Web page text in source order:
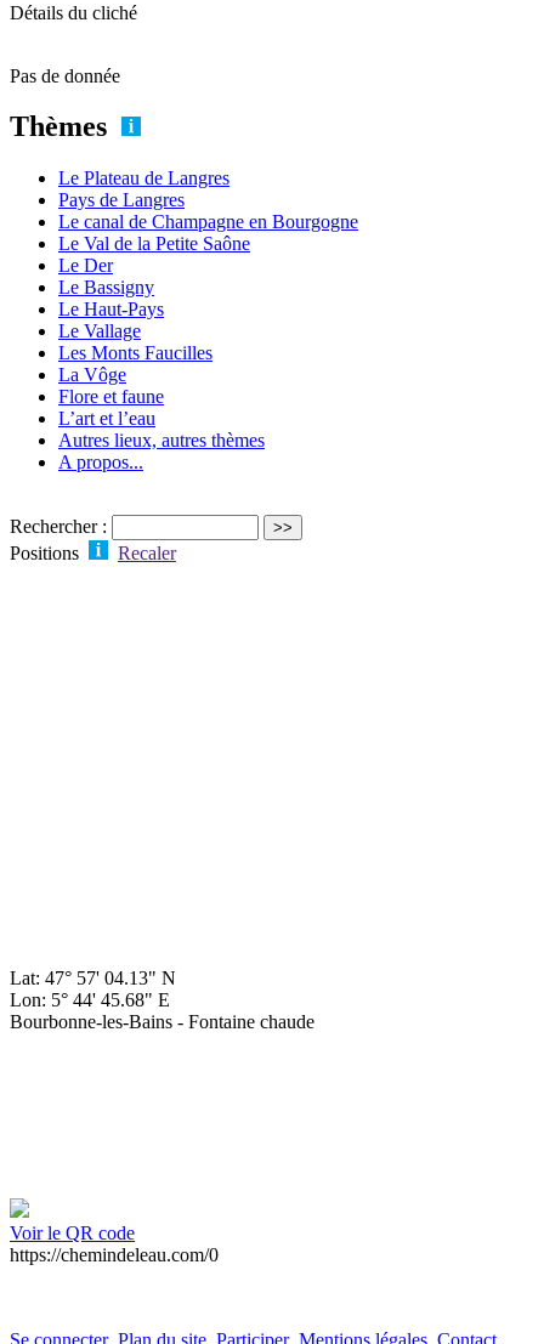
Détails du cliché
Pas de donnée
Thèmes
Le Plateau de Langres
Pays de Langres
Le canal de Champagne en Bourgogne
Le Val de la Petite Saône
Le Der
Le Bassigny
Le Haut-Pays
Le Vallage
Les Monts Faucilles
La Vôge
Flore et faune
L’art et l’eau
Autres lieux, autres thèmes
A propos...
Rechercher :
Positions
Recaler
Lat: 47° 57' 04.13" N
Lon: 5° 44' 45.68" E
Bourbonne-les-Bains - Fontaine chaude
Voir le QR code
https://chemindeleau.com/0